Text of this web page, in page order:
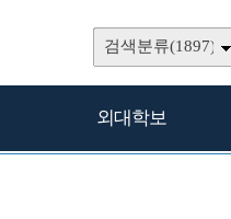
검색분류(1897)
외대학보